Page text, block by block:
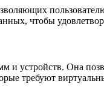
чтобы
устройств. Она
требуют